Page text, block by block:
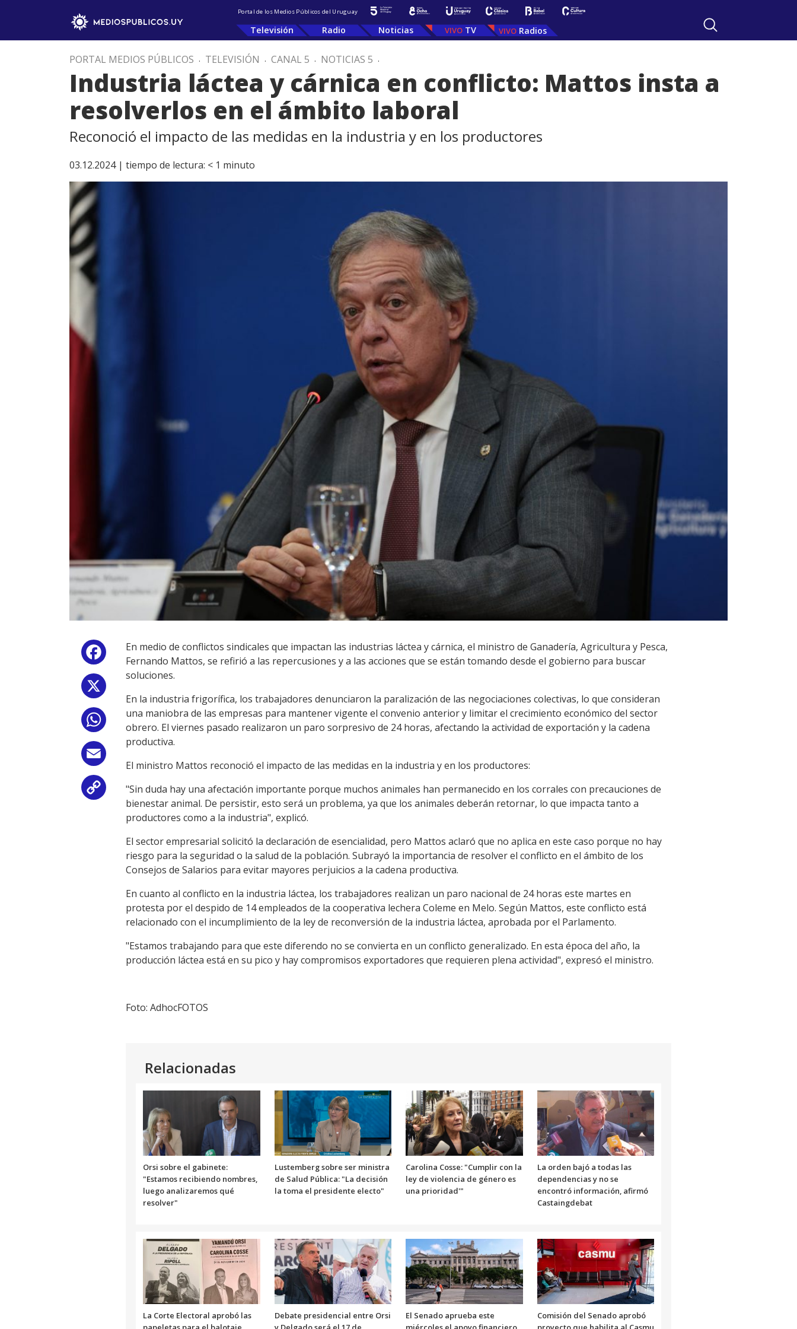
Portal de los Medios Públicos del Uruguay
Televisión Radio Noticias TV Radios
PORTAL MEDIOS PÚBLICOS . TELEVISIÓN . CANAL 5 . NOTICIAS 5 .
Industria láctea y cárnica en conflicto: Mattos insta a
resolverlos en el ámbito laboral
Reconoció el impacto de las medidas en la industria y en los productores
03.12.2024 | tiempo de lectura: < 1 minuto
Facebook
WhatsApp
Copy
Link
En medio de conflictos sindicales que impactan las industrias láctea y cárnica, el ministro de Ganadería, Agricultura y Pesca,
Fernando Mattos, se refirió a las repercusiones y a las acciones que se están tomando desde el gobierno para buscar
soluciones.
En la industria frigorífica, los trabajadores denunciaron la paralización de las negociaciones colectivas, lo que consideran
una maniobra de las empresas para mantener vigente el convenio anterior y limitar el crecimiento económico del sector
obrero. El viernes pasado realizaron un paro sorpresivo de 24 horas, afectando la actividad de exportación y la cadena
productiva.
El ministro Mattos reconoció el impacto de las medidas en la industria y en los productores:
"Sin duda hay una afectación importante porque muchos animales han permanecido en los corrales con precauciones de
bienestar animal. De persistir, esto será un problema, ya que los animales deberán retornar, lo que impacta tanto a
productores como a la industria", explicó.
El sector empresarial solicitó la declaración de esencialidad, pero Mattos aclaró que no aplica en este caso porque no hay
riesgo para la seguridad o la salud de la población. Subrayó la importancia de resolver el conflicto en el ámbito de los
Consejos de Salarios para evitar mayores perjuicios a la cadena productiva.
En cuanto al conflicto en la industria láctea, los trabajadores realizan un paro nacional de 24 horas este martes en
protesta por el despido de 14 empleados de la cooperativa lechera Coleme en Melo. Según Mattos, este conflicto está
relacionado con el incumplimiento de la ley de reconversión de la industria láctea, aprobada por el Parlamento.
"Estamos trabajando para que este diferendo no se convierta en un conflicto generalizado. En esta época del año, la
producción láctea está en su pico y hay compromisos exportadores que requieren plena actividad", expresó el ministro.
Foto: AdhocFOTOS
Relacionadas
Orsi sobre el gabinete:
"Estamos recibiendo nombres,
luego analizaremos qué
resolver"
Lustemberg sobre ser ministra
de Salud Pública: "La decisión
la toma el presidente electo"
Carolina Cosse: "Cumplir con la
ley de violencia de género es
una prioridad'"
La orden bajó a todas las
dependencias y no se
encontró información, afirmó
Castaingdebat
La Corte Electoral aprobó las
Debate presidencial entre Orsi
El Senado aprueba este
Comisión del Senado aprobó